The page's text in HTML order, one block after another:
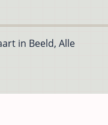
in Beeld, Alle